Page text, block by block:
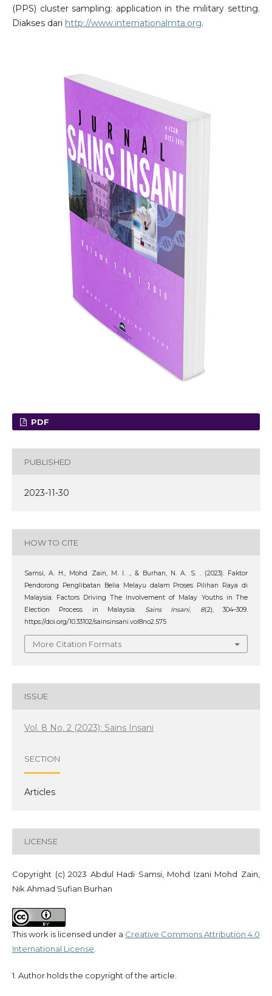
(PPS) cluster sampling: application in the military setting.
Diakses dari http://www.internationalmta.org.
PDF
PUBLISHED
2023-11-30
HOW TO CITE
Samsi, A. H., Mohd Zain, M. I. ., & Burhan, N. A. S. . (2023). Faktor
Pendorong Penglibatan Belia Melayu dalam Proses Pilihan Raya di
Malaysia: Factors Driving The Involvement of Malay Youths in The
Election Process in Malaysia. Sains Insani, 8(2), 304–309.
https://doi.org/10.33102/sainsinsani.vol8no2.575
More Citation Formats
ISSUE
Vol. 8 No. 2 (2023): Sains Insani
SECTION
Articles
LICENSE
Copyright (c) 2023 Abdul Hadi Samsi, Mohd Izani Mohd Zain,
Nik Ahmad Sufian Burhan
This work is licensed under a Creative Commons Attribution 4.0
International License
1. Author holds the copyright of the article.